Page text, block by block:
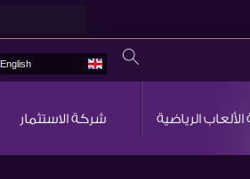
English
شركة الاستثمار الرياضية